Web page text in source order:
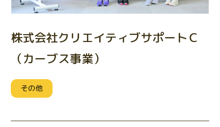
株式会社クリエイティブサポートＣ
（カーブス事業）
その他